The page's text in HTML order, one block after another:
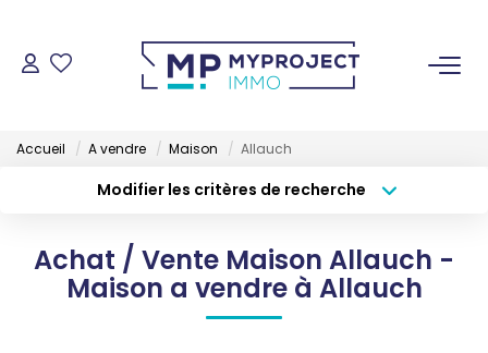
ESTIMER
Accueil A vendre Maison Allauch
Modifier les critères de recherche
Sélectionnez...
Type de bien
Surface min
Achat / Vente Maison Allauch -
Maison a vendre à Allauch